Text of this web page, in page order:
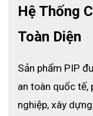
THÔNG SỐ KỸ
DỤNG GRIPPAZ
Hệ Thống
Toàn Diện
Sản phẩm PIP
an toàn quốc tế,
nghiệp, xây